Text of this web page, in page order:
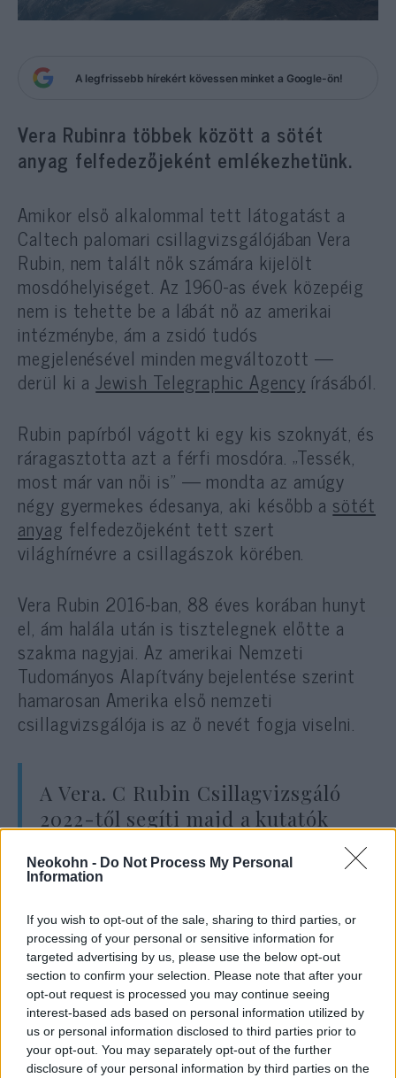
Neokohn - Do Not Process My Personal
Information
If you wish to opt-out of the sale, sharing to third parties, or
processing of your personal or sensitive information for
targeted advertising by us, please use the below opt-out
section to confirm your selection. Please note that after your
opt-out request is processed you may continue seeing
interest-based ads based on personal information utilized by
us or personal information disclosed to third parties prior to
your opt-out. You may separately opt-out of the further
disclosure of your personal information by third parties on the
A legfrissebb hírekért kövessen minket a Google-ön!
Vera Rubinra többek között a sötét
anyag felfedezőjeként emlékezhetünk.
Amikor első alkalommal tett látogatást a
Caltech palomari csillagvizsgálójában Vera
Rubin, nem talált nők számára kijelölt
mosdóhelyiséget. Az 1960-as évek közepéig
nem is tehette be a lábát nő az amerikai
intézménybe, ám a zsidó tudós
megjelenésével minden megváltozott —
derül ki aJewish Telegraphic Agency írásából.
Rubin papírból vágott ki egy kis szoknyát, és
ráragasztotta azt a férfi mosdóra. „Tessék,
most már van női is” — mondta az amúgy
négy gyermekes édesanya, aki később a sötét
anyag felfedezőjeként tett szert
világhírnévre a csillagászok körében.
Vera Rubin 2016-ban, 88 éves korában hunyt
el, ám halála után is tisztelegnek előtte a
szakma nagyjai. Az amerikai Nemzeti
Tudományos Alapítvány bejelentése szerint
hamarosan Amerika első nemzeti
csillagvizsgálója is az ő nevét fogja viselni.
A Vera. C Rubin Csillagvizsgáló
2022-től segíti majd a kutatók
vizsgálják, és a tejútrendszer,
rejtelmeit keresik. Az amerikai
intézmény Chilében kap majd
helyet.
Többen azt remélik, hogy Rubin öröksége
segíthet csökkenteni a szakmában még